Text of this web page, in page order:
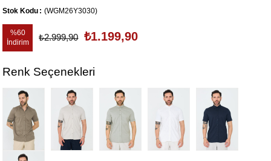
Stok Kodu (WGM26Y3030)
%60
İndirim
₺2.999,90 ₺1.199,90
Renk Seçenekleri